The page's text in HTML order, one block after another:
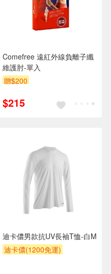
Comefree 遠紅外線負離子纖
維護肘-單入
贈$200
$215
迪卡儂男款抗UV長袖T恤-白M
迪卡儂(1200免運)